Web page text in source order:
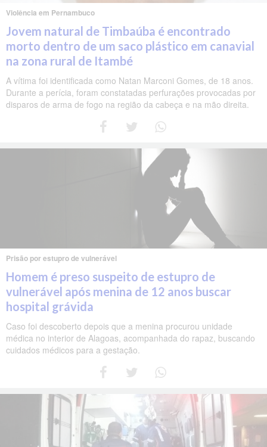
Violência em Pernambuco
Jovem natural de Timbaúba é encontrado
morto dentro de um saco plástico em canavial
na zona rural de Itambé
A vítima foi identificada como Natan Marconi Gomes, de 18 anos.
Durante a perícia, foram constatadas perfurações provocadas por
disparos de arma de fogo na região da cabeça e na mão direita.
Prisão por estupro de vulnerável
Homem é preso suspeito de estupro de
vulnerável após menina de 12 anos buscar
hospital grávida
Caso foi descoberto depois que a menina procurou unidade
médica no interior de Alagoas, acompanhada do rapaz, buscando
cuidados médicos para a gestação.